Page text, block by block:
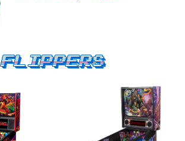
Flippers